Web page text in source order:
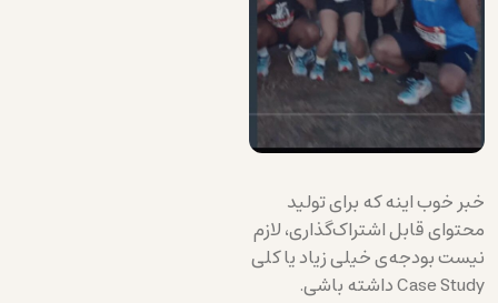
خبر خوب اینه که برای تولید
محتوای قابل اشتراک‌گذاری، لازم
نیست بودجه‌ی خیلی زیاد یا کلی
Case Study داشته باشی.